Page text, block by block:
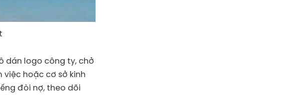
dán logo công ty, chở
hoặc cơ sở kinh
đòi nợ, theo dõi